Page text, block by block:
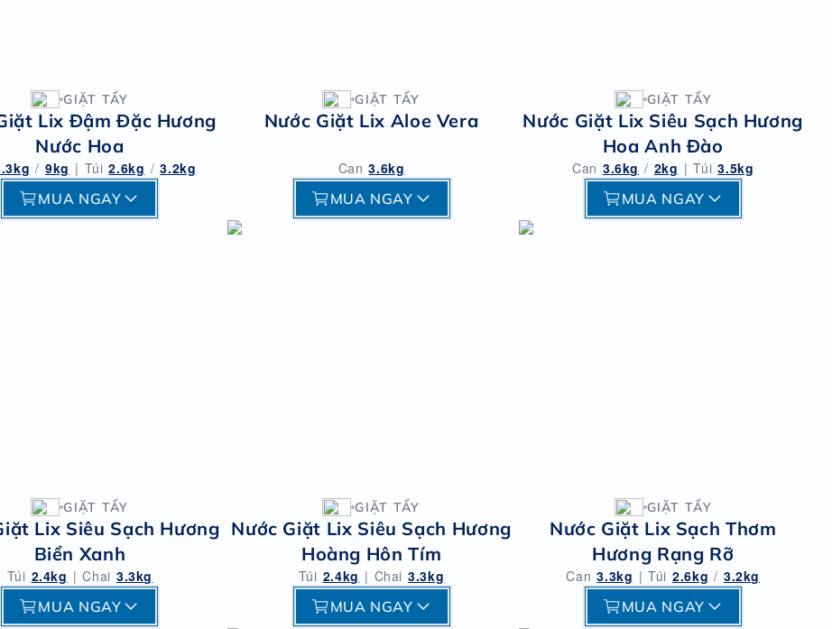
GIẶT TẨY
Lix Đậm Đặc Hương
Nước Hoa
/ 9kg | Túi 2.6kg / 3.2kg
MUA NGAY
GIẶT TẨY
Nước Giặt Lix Aloe Vera
Can 3.6kg
MUA NGAY
GIẶT TẨY
Nước Giặt Lix Siêu Sạch Hương
Hoa Anh Đào
Can 3.6kg / 2kg | Túi 3.5kg
MUA NGAY
GIẶT TẨY
Lix Siêu Sạch Hương
Biển Xanh
Túi 2.4kg | Chai 3.3kg
MUA NGAY
GIẶT TẨY
Nước Giặt Lix Siêu Sạch Hương
Hoàng Hôn Tím
Túi 2.4kg | Chai 3.3kg
MUA NGAY
GIẶT TẨY
Nước Giặt Lix Sạch Thơm
Hương Rạng Rỡ
Can 3.3kg | Túi 2.6kg / 3.2kg
MUA NGAY